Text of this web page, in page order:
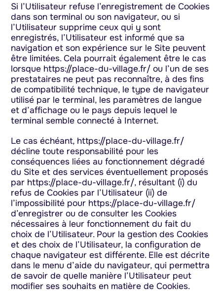
Si l’Utilisateur refuse l’enregistrement de Cookies
dans son terminal ou son navigateur, ou si
l’Utilisateur supprime ceux qui y sont
enregistrés, l’Utilisateur est informé que sa
navigation et son expérience sur le Site peuvent
être limitées. Cela pourrait également être le cas
lorsque https://place-du-village.fr/ ou l’un de ses
prestataires ne peut pas reconnaître, à des fins
de compatibilité technique, le type de navigateur
utilisé par le terminal, les paramètres de langue
et d’affichage ou le pays depuis lequel le
terminal semble connecté à Internet.
Le cas échéant, https://place-du-village.fr/
décline toute responsabilité pour les
conséquences liées au fonctionnement dégradé
du Site et des services éventuellement proposés
par https://place-du-village.fr/, résultant (i) du
refus de Cookies par l’Utilisateur (ii) de
l’impossibilité pour https://place-du-village.fr/
d’enregistrer ou de consulter les Cookies
nécessaires à leur fonctionnement du fait du
choix de l’Utilisateur. Pour la gestion des Cookies
et des choix de l’Utilisateur, la configuration de
chaque navigateur est différente. Elle est décrite
dans le menu d’aide du navigateur, qui permettra
de savoir de quelle manière l’Utilisateur peut
modifier ses souhaits en matière de Cookies.